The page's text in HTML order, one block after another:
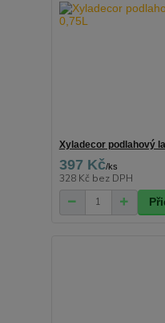
Xyladecor podlahový
397 Kč/ks
328 Kč bez DPH